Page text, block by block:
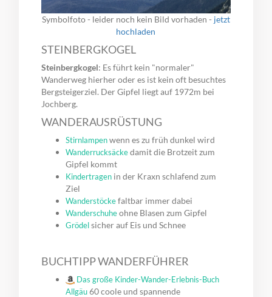
Symbolfoto - leider noch kein Bild vorhaden - jetzt
hochladen
STEINBERGKOGEL
Steinbergkogel: Es führt kein "normaler"
Wanderweg hierher oder es ist kein oft besuchtes
Bergsteigerziel. Der Gipfel liegt auf 1972m bei
Jochberg.
WANDERAUSRÜSTUNG
Stirnlampenwenn es zu früh dunkel wird
Wanderrucksäckedamit die Brotzeit zum
Gipfel kommt
Kindertragen in der Kraxn schlafend zum
Ziel
Wanderstöckefaltbar immer dabei
Wanderschuheohne Blasen zum Gipfel
Grödelsicher auf Eis und Schnee
BUCHTIPP WANDERFÜHRER
Das große Kinder-Wander-Erlebnis-Buch
Allgäu60 coole und spannende